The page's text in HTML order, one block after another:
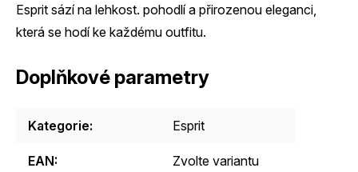
Esprit sází na lehkost. pohodlí a přirozenou eleganci,
která se hodí ke každému outfitu.
Doplňkové parametry
Kategorie: Esprit
EAN: Zvolte variantu